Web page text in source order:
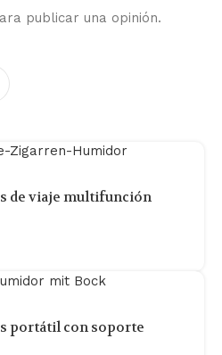
publicar una opinión.
de viaje multifunción
portátil con soporte